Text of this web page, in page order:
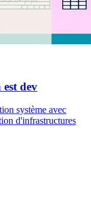
dev
système avec
d'infrastructures